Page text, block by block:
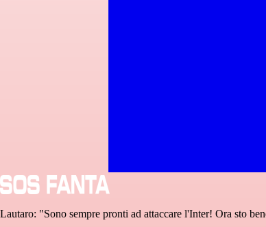
Lautaro: "Sono sempre pronti ad attaccare l'Inter! Ora sto